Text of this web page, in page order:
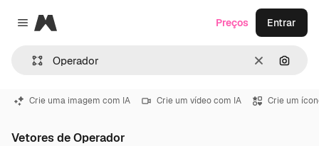
Close menu
Magnific
Limpar
Preços Entrar
Crie uma imagem com IA Crie um vídeo com IA Crie um
Vetores de Operador